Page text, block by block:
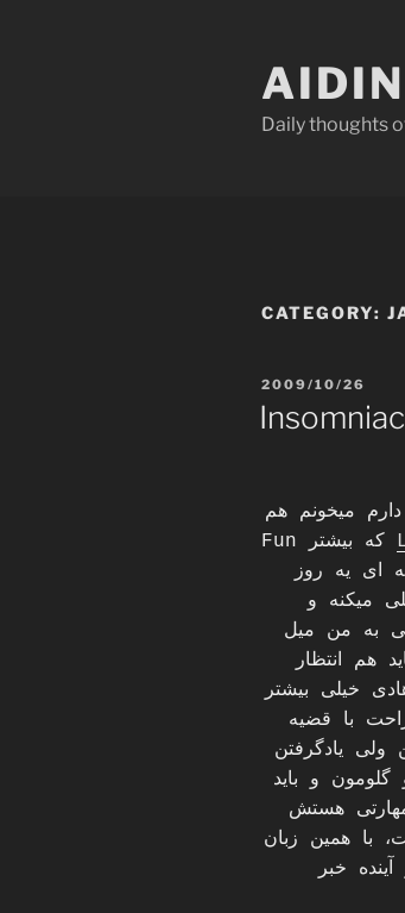
Daily thoughts
CATEGORY:
POSTED
ON
2009/10/26
دارم میخونم هم
که بیشتر Fun
ای یه روز
میکنه و
(همین الانش هم واسه گرفتن یه فایل 3مگی به من میل
هم انتظار
ولی هادی خیلی بیشتر
با قضیه
ولی یادگرفتن
گلومون و باید
هستش
با همین زبان
خبر